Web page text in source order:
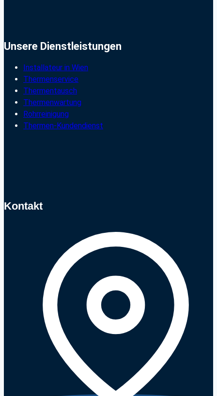
Unsere Dienstleistungen
Installateur in Wien
Thermenservice
Thermentausch
Thermenwartung
Rohrreinigung
Thermen-Kundendienst
Kontakt